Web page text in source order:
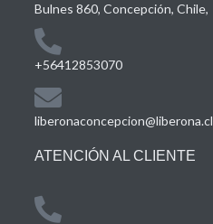
Bulnes 860, Concepción, Chile,
+56412853070
liberonaconcepcion@liberona.cl
ATENCIÓN AL CLIENTE